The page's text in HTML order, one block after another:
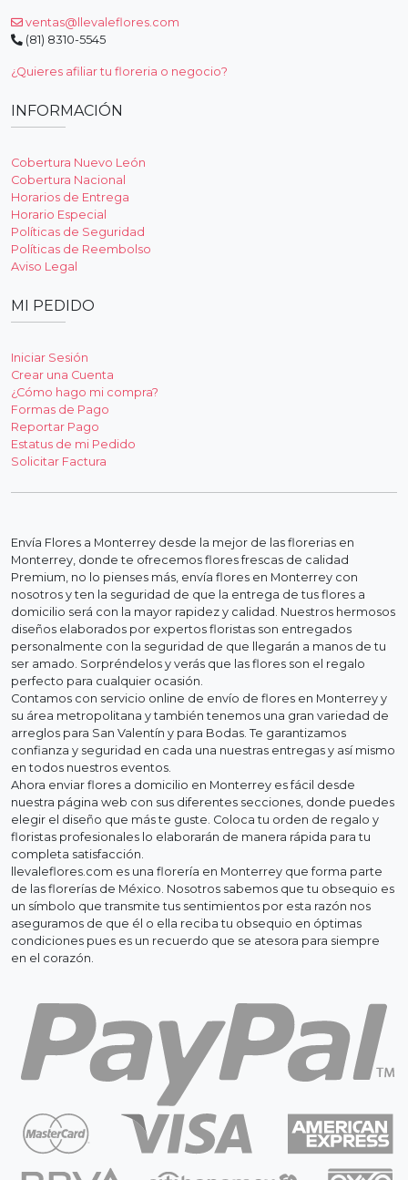
ventas@llevaleflores.com
(81) 8310-5545
¿Quieres afiliar tu floreria o negocio?
INFORMACIÓN
Cobertura Nuevo León
Cobertura Nacional
Horarios de Entrega
Horario Especial
Políticas de Seguridad
Políticas de Reembolso
Aviso Legal
MI PEDIDO
Iniciar Sesión
Crear una Cuenta
¿Cómo hago mi compra?
Formas de Pago
Reportar Pago
Estatus de mi Pedido
Solicitar Factura
Envía Flores a Monterrey desde la mejor de las florerias en
Monterrey, donde te ofrecemos flores frescas de calidad
Premium, no lo pienses más, envía flores en Monterrey con
nosotros y ten la seguridad de que la entrega de tus flores a
domicilio será con la mayor rapidez y calidad. Nuestros hermosos
diseños elaborados por expertos floristas son entregados
personalmente con la seguridad de que llegarán a manos de tu
ser amado. Sorpréndelos y verás que las flores son el regalo
perfecto para cualquier ocasión.
Contamos con servicio online de envío de flores en Monterrey y
su área metropolitana y también tenemos una gran variedad de
arreglos para San Valentín y para Bodas. Te garantizamos
confianza y seguridad en cada una nuestras entregas y así mismo
en todos nuestros eventos.
Ahora enviar flores a domicilio en Monterrey es fácil desde
nuestra página web con sus diferentes secciones, donde puedes
elegir el diseño que más te guste. Coloca tu orden de regalo y
floristas profesionales lo elaborarán de manera rápida para tu
completa satisfacción.
llevaleflores.com es una florería en Monterrey que forma parte
de las florerías de México. Nosotros sabemos que tu obsequio es
un símbolo que transmite tus sentimientos por esta razón nos
aseguramos de que él o ella reciba tu obsequio en óptimas
condiciones pues es un recuerdo que se atesora para siempre
en el corazón.